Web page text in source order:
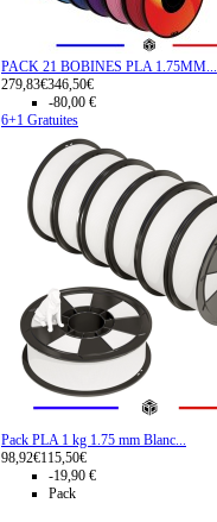
PACK 21 BOBINES PLA 1.75MM...
279,83€346,50€
-80,00 €
6+1 Gratuites
Pack PLA 1 kg 1.75 mm Blanc...
98,92€115,50€
-19,90 €
Pack